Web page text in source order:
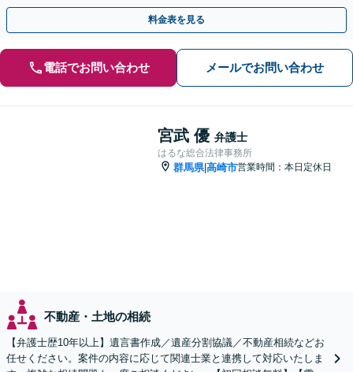
るためにも早めのご相談を。
料金表を見る
電話でお問い合わせ メールでお問い合わせ
宮武 優 弁護士
はるな総合法律事務所
群馬県|高崎市営業時間：本日定休日
不動産・土地の相続
【弁護士歴10年以上】遺言書作成／遺産分割協議／不動産相続などお
任せください。案件の内容に応じて関連士業と連携して対応いたしま